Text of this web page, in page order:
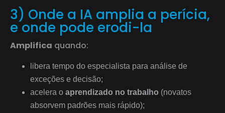
3) Onde a IA amplia a perícia,
e onde pode erodi-la
Amplifica quando:
libera tempo do especialista para análise de
exceções e decisão;
acelera o aprendizado no trabalho (novatos
absorvem padrões mais rápido);